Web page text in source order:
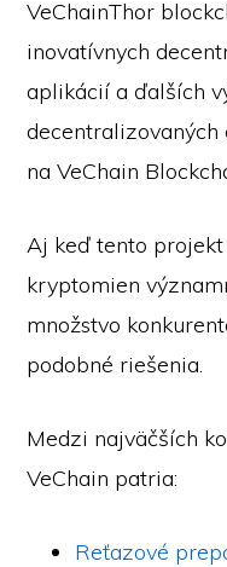
VeChainThor
inovatívnych
aplikácií a ďalších
na VeChain
Aj keď tento
kryptomien
množstvo
podobné riešenia.
Medzi najväčších
VeChain patria:
Reťazové